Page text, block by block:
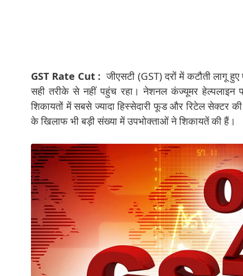
GST Rate Cut : जीएसटी (GST) दरों में कटौती लागू
सही तरीके से नहीं पहुंच रहा। नेशनल कंज्यूमर हेल्पलाइन
शिकायतों में सबसे ज्यादा हिस्सेदारी फूड और रिटेल सेक्टर
के खिलाफ भी बड़ी संख्या में उपभोक्ताओं ने शिकायतें की हैं।